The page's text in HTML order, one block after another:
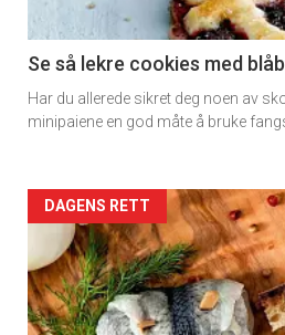
section
11
Dagens
Se så lekre cookies med
Har du allerede sikret deg noen av
minipaiene en god måte å bruke
Artikler
detail
-
DAGENS RETT